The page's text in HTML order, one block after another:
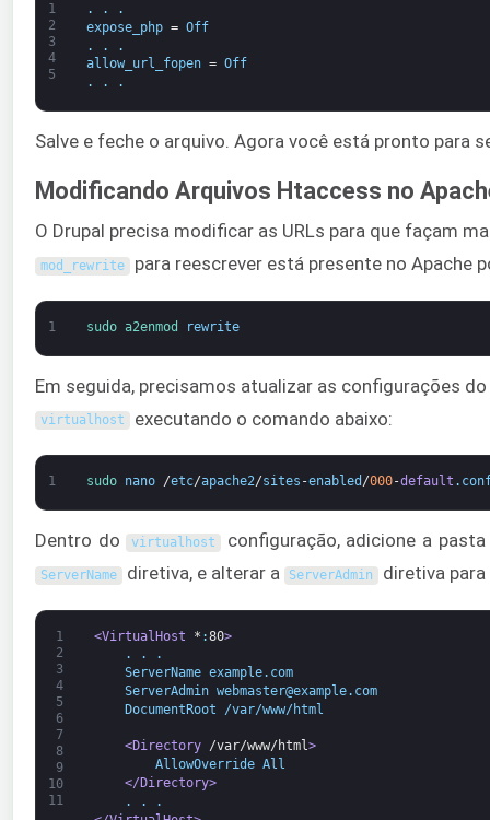
1
2
3
4
5
. .
.
expose_php = Off
.
.
.
allow_url_fopen = Off
.
. .
Salve e feche o arquivo. Agora você está pronto para
Modificando Arquivos Htaccess no
O Drupal precisa modificar as URLs para que façam
mod_rewrite para reescrever está presente no Apache
1 sudo a2enmod rewrite
Em seguida, precisamos atualizar as configurações
virtualhost executando o comando abaixo:
1 sudo nano /etc/apache2/sites -enabled /000-default .
Dentro do virtualhost configuração, adicione a
ServerName diretiva, e alterar a ServerAdmin diretiva
1
2
3
4
5
6
7
8
9
10
11
<VirtualHost * :80>
. . .
ServerName example.com
ServerAdmin webmaster@example.com
DocumentRoot /var/www/html
<Directory /var/www/html>
AllowOverride All
</Directory>
. . .